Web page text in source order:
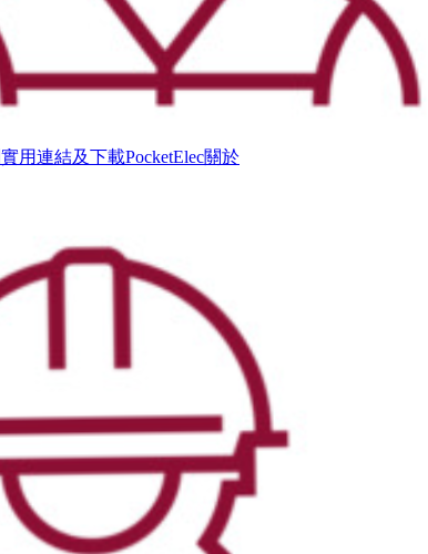
實用連結及下載PocketElec關於